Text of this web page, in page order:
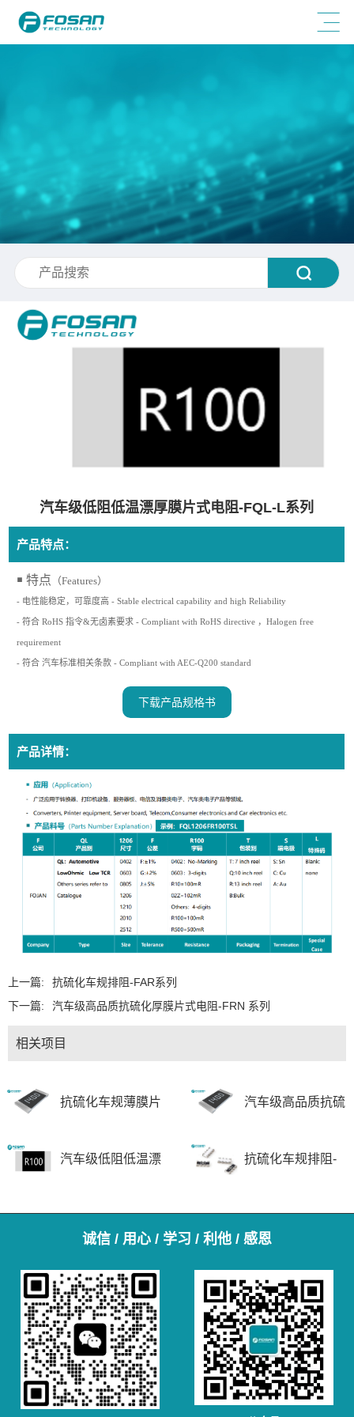
汽车级低阻低温漂厚膜片式电阻-FQL-L系列
产品特点：
￭ 特点 （Features）
- 电性能稳定，可靠度高 - Stable electrical capability and high Reliability
- 符合 RoHS 指令&无卤素要求 - Compliant with RoHS directive ，Halogen free
requirement
- 符合 汽车标准相关条款 - Compliant with AEC-Q200 standard
下载产品规格书
产品详情：
上一篇:
抗硫化车规排阻-FAR系列
下一篇:
汽车级高品质抗硫化厚膜片式电阻-FRN 系列
相关项目
抗硫化车规薄膜片 汽车级高品质抗硫
FRN 系列
汽车级低阻低温漂 抗硫化车规排阻-
诚信 / 用心 / 学习 / 利他 / 感恩